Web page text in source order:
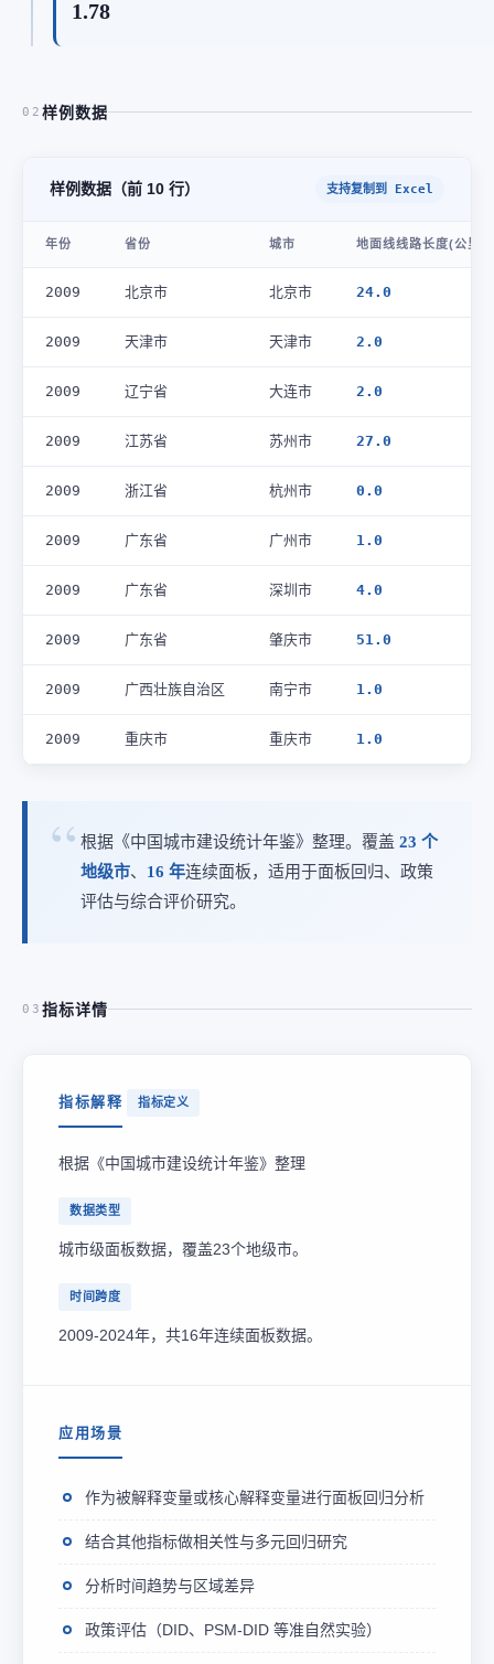
1.78
02 样例数据
样例数据（前 10 行） 支持复制到 Excel
年份 省份 城市 地面线线路长度(公里)
2009 北京市 北京市 24.0
2009 天津市 天津市 2.0
2009 辽宁省 大连市 2.0
2009 江苏省 苏州市 27.0
2009 浙江省 杭州市 0.0
2009 广东省 广州市 1.0
2009 广东省 深圳市 4.0
2009 广东省 肇庆市 51.0
2009 广西壮族自治区 南宁市 1.0
2009 重庆市 重庆市 1.0
根据《中国城市建设统计年鉴》整理。覆盖 23 个
地级市、 16 年连续面板，适用于面板回归、政策
评估与综合评价研究。
03 指标详情
指标解释 指标定义
根据《中国城市建设统计年鉴》整理
数据类型
城市级面板数据，覆盖23个地级市。
时间跨度
2009-2024年，共16年连续面板数据。
应用场景
作为被解释变量或核心解释变量进行面板回归分析
结合其他指标做相关性与多元回归研究
分析时间趋势与区域差异
政策评估（DID、PSM-DID 等准自然实验）